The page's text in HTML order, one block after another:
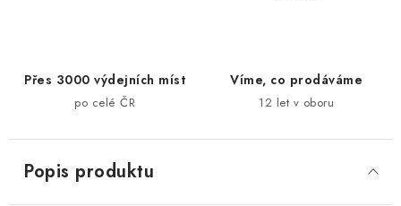
Přes 3000 výdejních míst
po celé ČR
Víme, co prodáváme
12 let v oboru
Popis produktu